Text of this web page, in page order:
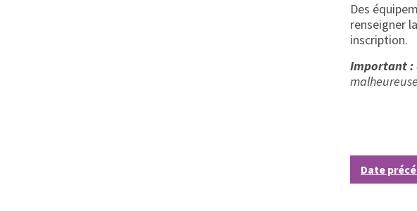
Des
renseigner la
inscription.
Important :
Date